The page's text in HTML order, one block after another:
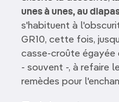
unes à unes, au
s'habituent à
GR10, cette fois,
casse-croûte égayée
- souvent -, à refaire
remèdes pour